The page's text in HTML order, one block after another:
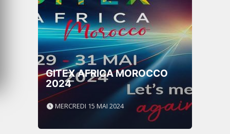
GITEX AFRICA MOROCCO
2024
MERCREDI 15 MAI 2024